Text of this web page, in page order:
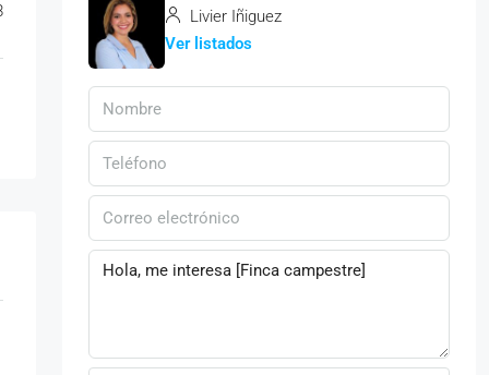
Livier Iñiguez
Ver listados